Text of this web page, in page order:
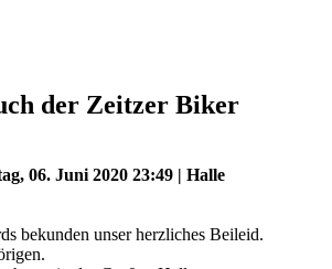
der Zeitzer Biker
06. Juni 2020 23:49 | Halle
bekunden unser herzliches Beileid.